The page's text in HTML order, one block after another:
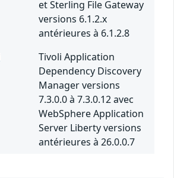
et Sterling File Gateway
versions 6.1.2.x
antérieures à 6.1.2.8
Tivoli Application
Dependency Discovery
Manager versions
7.3.0.0 à 7.3.0.12 avec
WebSphere Application
Server Liberty versions
antérieures à 26.0.0.7